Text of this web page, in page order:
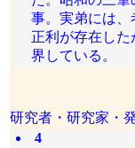
事。実弟には
正利が存在した
界している。
研究者・研究家・
4